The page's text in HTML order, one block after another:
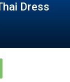
Dress